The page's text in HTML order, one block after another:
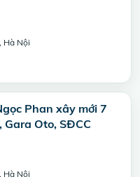
Hà Nội
Phan xây mới 7
Oto, SĐCC
Hà Nội